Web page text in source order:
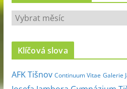
A
r
c
v
Klíčová slova
AFK Tišnov Continuum Vitae Galerie